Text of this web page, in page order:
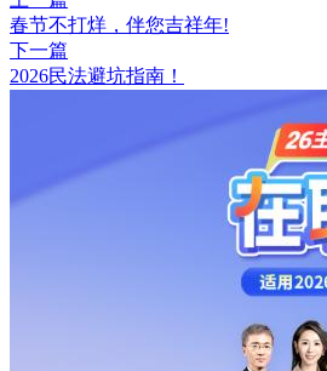
春节不打烊，伴您吉祥年!
下一篇
2026民法避坑指南！